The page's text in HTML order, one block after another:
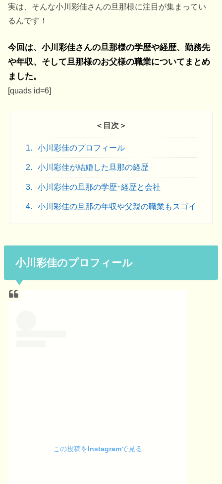
実は、そんな小川彩佳さんの旦那様に注目が集まってい
るんです！
今回は、小川彩佳さんの旦那様の学歴や経歴、勤務先
や年収、そして旦那様のお父様の職業についてまとめ
ました。
[quads id=6]
＜目次＞
1. 小川彩佳のプロフィール
2. 小川彩佳が結婚した旦那の経歴
3. 小川彩佳の旦那の学歴･経歴と会社
4. 小川彩佳の旦那の年収や父親の職業もスゴイ
小川彩佳のプロフィール
この投稿をInstagramで見る